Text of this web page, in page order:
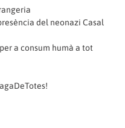
del neonazi Casal
a consum humà a tot